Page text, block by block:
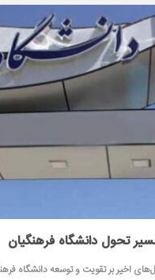
تحول دانشگاه فرهنگیان
اخیر بر تقویت و توسعه دانشگاه